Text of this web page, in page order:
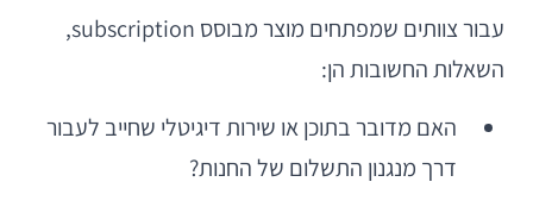
עבור צוותים שמפתחים מוצר מבוסס subscription,
השאלות החשובות הן:
האם מדובר בתוכן או שירות דיגיטלי שחייב לעבור
דרך מנגנון התשלום של החנות?